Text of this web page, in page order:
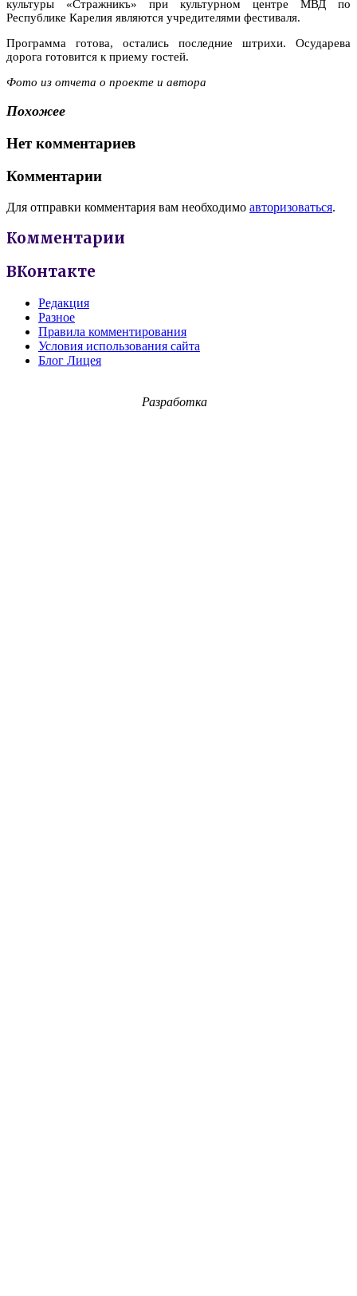
культуры «Стражникъ» при культурном центре МВД по
Республике Карелия являются учредителями фестиваля.
Программа готова, остались последние штрихи. Осударева
дорога готовится к приему гостей.
Фото из отчета о проекте и автора
Похожее
Нет комментариев
Комментарии
Для отправки комментария вам необходимо авторизоваться.
Комментарии
ВКонтакте
Редакция
Разное
Правила комментирования
Условия использования сайта
Блог Лицея
Разработка